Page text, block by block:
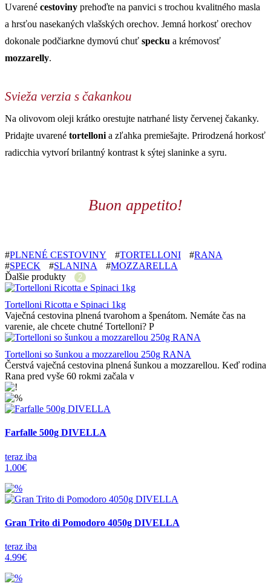
Uvarené cestoviny prehoďte na panvici s trochou kvalitného masla
a hrsťou nasekaných vlašských orechov. Jemná horkosť orechov
dokonale podčiarkne dymovú chuť specku a krémovosť
mozzarelly.
Svieža verzia s čakankou
Na olivovom oleji krátko orestujte natrhané listy červenej čakanky.
Pridajte uvarené tortelloni a zľahka premiešajte. Prirodzená horkosť
radicchia vytvorí brilantný kontrast k sýtej slaninke a syru.
Buon appetito!
#PLNENÉ CESTOVINY #TORTELLONI #RANA
#SPECK #SLANINA #MOZZARELLA
Ďalšie produkty
2
Tortelloni Ricotta e Spinaci 1kg
Vaječná cestovina plnená tvarohom a špenátom. Nemáte čas na
varenie, ale chcete chutné Tortelloni? P
Tortelloni so šunkou a mozzarellou 250g RANA
Čerstvá vaječná cestovina plnená šunkou a mozzarellou. Keď rodina
Rana pred vyše 60 rokmi začala v
Farfalle 500g DIVELLA
teraz iba
1.00€
Gran Trito di Pomodoro 4050g DIVELLA
teraz iba
4.99€